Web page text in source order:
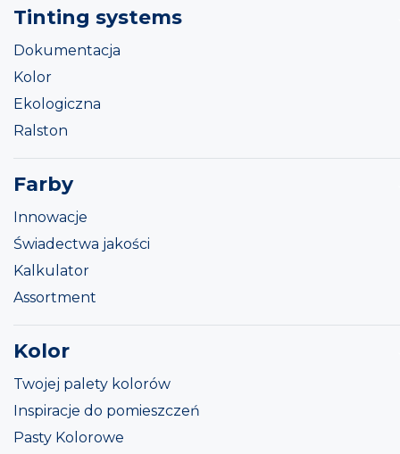
Tinting systems
Dokumentacja
Kolor
Ekologiczna
Ralston
Farby
Innowacje
Świadectwa jakości
Kalkulator
Assortment
Kolor
Twojej palety kolorów
Inspiracje do pomieszczeń
Pasty Kolorowe